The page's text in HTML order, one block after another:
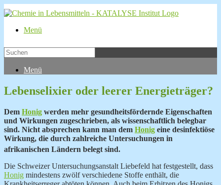
Menü
Menü
Lebenselixier oder leerer Energieträger?
Dem Honig werden mehr gesundheitsfördernde Eigenschaften
und Wirkungen zugeschrieben, als wissenschaftlich belegbar
sind. Nicht absprechen kann man dem Honig eine desinfektiöse
Wirkung, die durch zahlreiche Untersuchungen in
afrikanischen Ländern belegt sind.
Die Schweizer Untersuchungsanstalt Liebefeld hat festgestellt, dass
Honig mindestens zwölf verschiedene Stoffe enthält, die